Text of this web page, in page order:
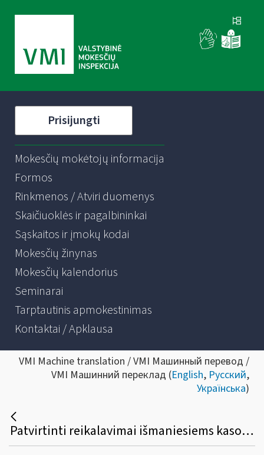
Prisijungti
Mokesčių mokėtojų informacija
Formos
Rinkmenos / Atviri duomenys
Skaičiuoklės ir pagalbininkai
Sąskaitos ir įmokų kodai
Mokesčių žinynas
Mokesčių kalendorius
Seminarai
Tarptautinis apmokestinimas
Kontaktai / Apklausa
VMI Machine translation / VMI Машинный перевод /
VMI Машинний переклад (English, Русский,
Українська)
Patvirtinti reikalavimai išmaniesiems kasos aparatams